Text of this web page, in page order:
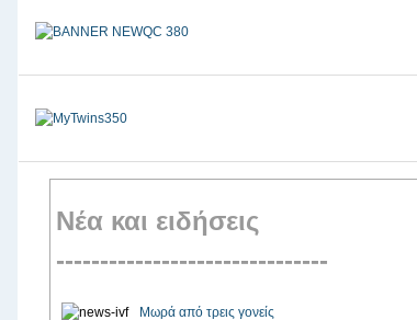
Νέα και ειδήσεις
-------------------------------
Μωρά από τρεις γονείς